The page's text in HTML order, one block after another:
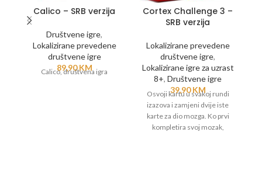
Calico – SRB verzija
Društvene igre,
Lokalizirane prevedene
društvene igre
89,90KM
Calico, društvena igra
Cortex Challenge 3 –
SRB verzija
Lokalizirane prevedene
društvene igre,
Lokalizirane igre za uzrast
8+, Društvene igre
39,90KM
Osvoji kartu u svakoj rundi
izazova i zamjeni dvije iste
karte za dio mozga. Ko prvi
kompletira svoj mozak,